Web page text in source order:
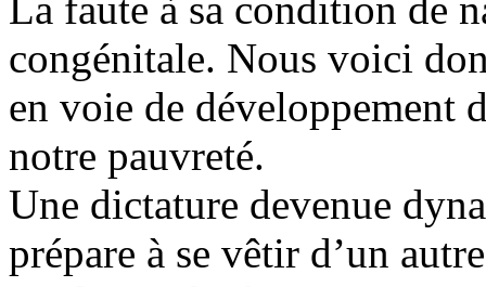
congénitale. Nous voici
en voie de développement
notre pauvreté.
Une dictature devenue
prépare à se vêtir d’un